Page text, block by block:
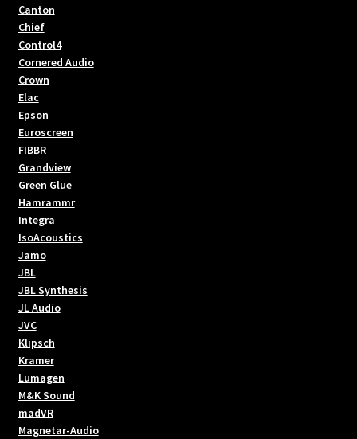
Canton
Chief
Control4
Cornered Audio
Crown
Elac
Epson
Euroscreen
FIBBR
Grandview
Green Glue
Hamrammr
Integra
IsoAcoustics
Jamo
JBL
JBL Synthesis
JL Audio
JVC
Klipsch
Kramer
Lumagen
M&K Sound
madVR
Magnetar-Audio